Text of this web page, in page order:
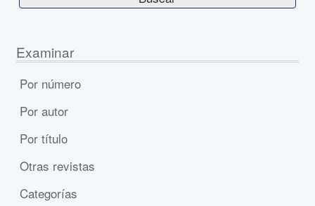
Examinar
Por número
Por autor
Por título
Otras revistas
Categorías